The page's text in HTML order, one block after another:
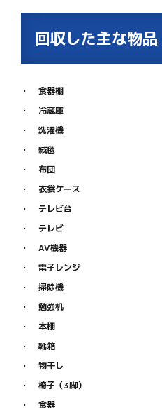
回収した主な物品
食器棚
冷蔵庫
洗濯機
絨毯
布団
衣裳ケース
テレビ台
テレビ
AV機器
電子レンジ
掃除機
勉強机
本棚
靴箱
物干し
椅子（3脚）
食器